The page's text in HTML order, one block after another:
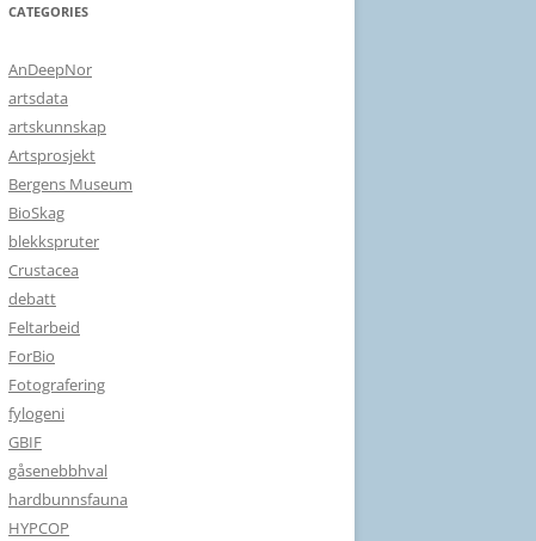
CATEGORIES
AnDeepNor
artsdata
artskunnskap
Artsprosjekt
Bergens Museum
BioSkag
blekkspruter
Crustacea
debatt
Feltarbeid
ForBio
Fotografering
fylogeni
GBIF
gåsenebbhval
hardbunnsfauna
HYPCOP